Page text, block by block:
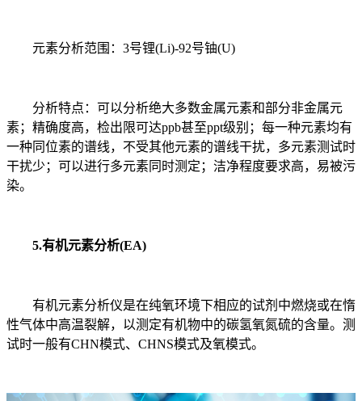
元素分析范围：3号锂(Li)-92号铀(U)
分析特点：可以分析绝大多数金属元素和部分非金属元
素；精确度高，检出限可达ppb甚至ppt级别；每一种元素均有
一种同位素的谱线，不受其他元素的谱线干扰，多元素测试时
干扰少；可以进行多元素同时测定；洁净程度要求高，易被污
染。
5.有机元素分析(EA)
有机元素分析仪是在纯氧环境下相应的试剂中燃烧或在惰
性气体中高温裂解，以测定有机物中的碳氢氧氮硫的含量。测
试时一般有CHN模式、CHNS模式及氧模式。